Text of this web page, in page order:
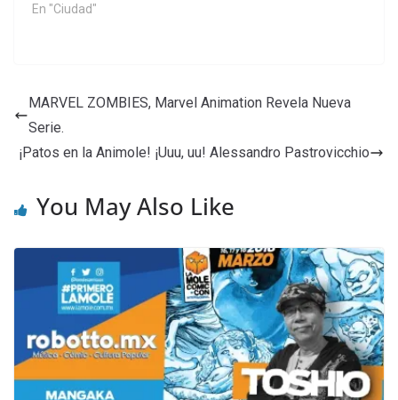
En "Ciudad"
MARVEL ZOMBIES, Marvel Animation Revela Nueva
Serie.
¡Patos en la Animole! ¡Uuu, uu! Alessandro Pastrovicchio
You May Also Like